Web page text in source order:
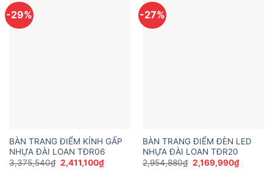
-29%
BÀN TRANG ĐIỂM KÍNH GẤP
NHỰA ĐÀI LOAN TĐR06
3,375,540₫ Giá
gốc
2,411,100₫Giá
hiện
-27%
BÀN TRANG ĐIỂM ĐÈN LED
NHỰA ĐÀI LOAN TĐR20
2,954,880₫ Giá
gốc
2,169,990₫Giá
hiện